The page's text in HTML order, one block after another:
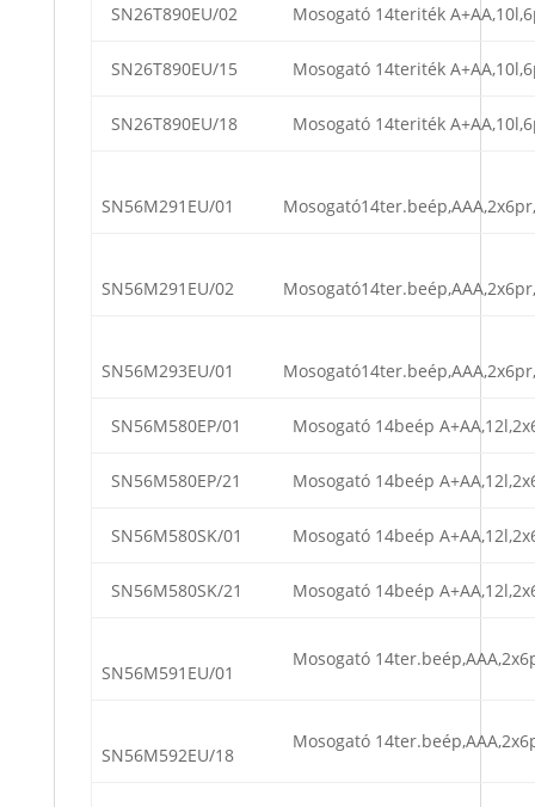
SN26T890EU/02 Mosogató 14teriték
SN26T890EU/15 Mosogató 14teriték
SN26T890EU/18 Mosogató 14teriték
SN56M291EU/01
SN56M291EU/02
SN56M293EU/01
SN56M580EP/01 Mosogató 14beép
SN56M580EP/21 Mosogató 14beép
SN56M580SK/01 Mosogató 14beép
SN56M580SK/21 Mosogató 14beép
SN56M591EU/01
Mosogató
SN56M592EU/18
Mosogató